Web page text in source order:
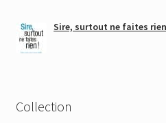
Sire, surtout ne faites
Collection